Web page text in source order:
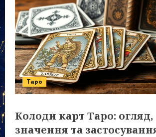
Таро
Колоди карт Таро: огляд,
значення та